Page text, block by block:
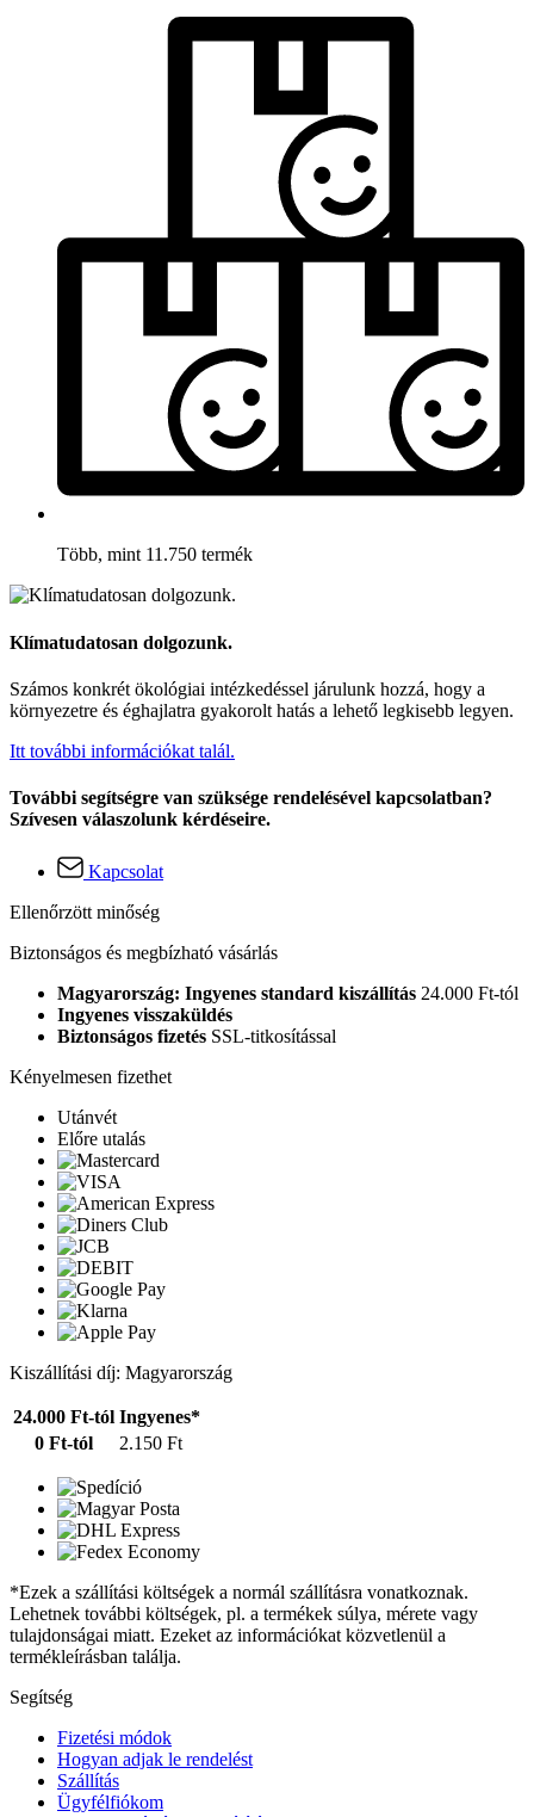
Több, mint 11.750 termék
Klímatudatosan dolgozunk.
Számos konkrét ökológiai intézkedéssel járulunk hozzá, hogy a
környezetre és éghajlatra gyakorolt hatás a lehető legkisebb legyen.
Itt további információkat talál.
További segítségre van szüksége rendelésével kapcsolatban?
Szívesen válaszolunk kérdéseire.
Kapcsolat
Ellenőrzött minőség
Biztonságos és megbízható vásárlás
Magyarország: Ingyenes standard kiszállítás 24.000 Ft-tól
Ingyenes visszaküldés
Biztonságos fizetés SSL-titkosítással
Kényelmesen fizethet
Utánvét
Előre utalás
Kiszállítási díj: Magyarország
24.000 Ft-tól Ingyenes*
0 Ft-tól
2.150 Ft
*Ezek a szállítási költségek a normál szállításra vonatkoznak.
Lehetnek további költségek, pl. a termékek súlya, mérete vagy
tulajdonságai miatt. Ezeket az információkat közvetlenül a
termékleírásban találja.
Segítség
Fizetési módok
Hogyan adjak le rendelést
Szállítás
Ügyfélfiókom